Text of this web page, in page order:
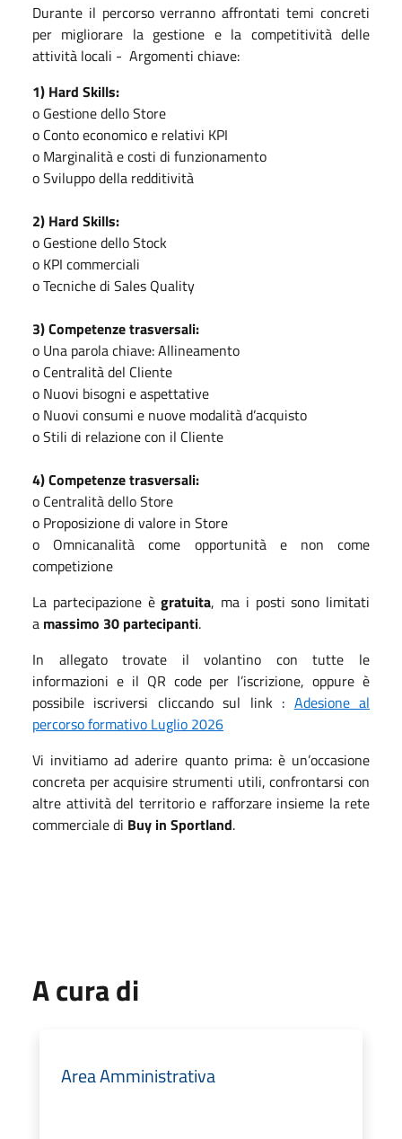
Durante il percorso verranno affrontati temi concreti
per migliorare la gestione e la competitività delle
attività locali - Argomenti chiave:
1) Hard Skills:
o Gestione dello Store
o Conto economico e relativi KPI
o Marginalità e costi di funzionamento
o Sviluppo della redditività
2) Hard Skills:
o Gestione dello Stock
o KPI commerciali
o Tecniche di Sales Quality
3) Competenze trasversali:
o Una parola chiave: Allineamento
o Centralità del Cliente
o Nuovi bisogni e aspettative
o Nuovi consumi e nuove modalità d’acquisto
o Stili di relazione con il Cliente
4) Competenze trasversali:
o Centralità dello Store
o Proposizione di valore in Store
o Omnicanalità come opportunità e non come
competizione
La partecipazione ègratuita, ma i posti sono limitati
a massimo 30 partecipanti.
In allegato trovate il volantino con tutte le
informazioni e il QR code per l’iscrizione, oppure è
possibile iscriversi cliccando sul link : Adesione al
percorso formativo Luglio 2026
Vi invitiamo ad aderire quanto prima: è un’occasione
concreta per acquisire strumenti utili, confrontarsi con
altre attività del territorio e rafforzare insieme la rete
commerciale di Buy in Sportland.
A cura di
Area Amministrativa